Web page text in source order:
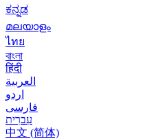
ಕನ್ನಡ
മലയാളം
ไทย
বাংলা
हिंदी
العربية
اردو
فارسی
עִברִית
中文 (简体)